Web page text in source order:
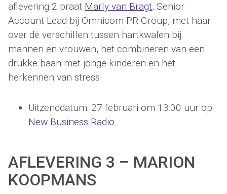
aflevering 2 praat Marly van Bragt, Senior
Account Lead bij Omnicom PR Group, met haar
over de verschillen tussen hartkwalen bij
mannen en vrouwen, het combineren van een
drukke baan met jonge kinderen en het
herkennen van stress.
Uitzenddatum: 27 februari om 13:00 uur op
New Business Radio
AFLEVERING 3 – MARION
KOOPMANS